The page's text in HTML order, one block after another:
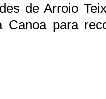
de Arroio
para